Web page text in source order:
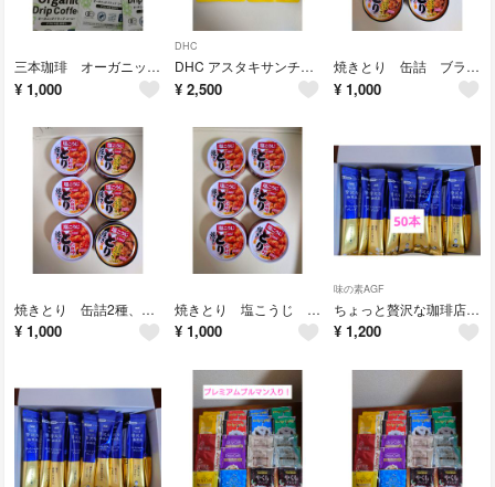
三本珈琲 オーガニックドリップコーヒー
¥ 1,000
DHC
DHC アスタキサンチン30日分、2袋
¥ 2,500
焼きとり 缶詰 ブラックペッパー味
¥ 1,000
焼きとり 缶詰2種、各3
¥ 1,000
焼きとり 塩こうじ たれ味6缶
¥ 1,000
味の素AGF
ちょっと贅沢な珈琲店 スティック50本
¥ 1,200